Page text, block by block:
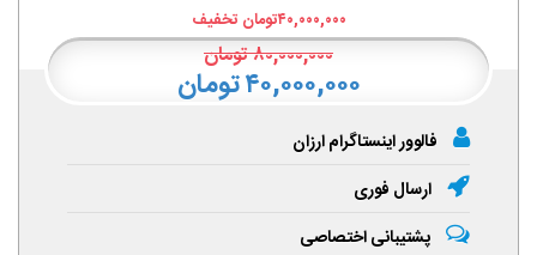
۴۰,۰۰۰,۰۰۰تومان تخفیف
۸۰,۰۰۰,۰۰۰تومان
۴۰,۰۰۰,۰۰۰ تومان
فالوور اینستاگرام ارزان
ارسال فوری
پشتیبانی اختصاصی